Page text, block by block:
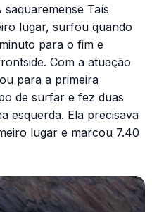
Taís
lugar, surfou quando
para o fim e
Com a atuação
para a primeira
de surfar e fez duas
esquerda. Ela precisava
lugar e marcou 7.40